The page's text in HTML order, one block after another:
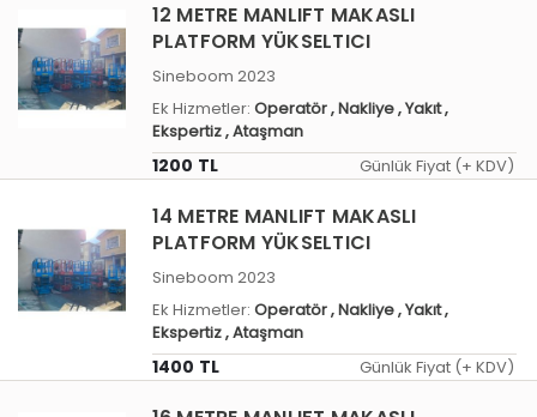
12 METRE MANLIFT MAKASLI
PLATFORM YÜKSELTICI
Sineboom 2023
Ek Hizmetler: Operatör, Nakliye, Yakıt,
Ekspertiz, Ataşman
1200 TL Günlük Fiyat (+ KDV)
14 METRE MANLIFT MAKASLI
PLATFORM YÜKSELTICI
Sineboom 2023
Ek Hizmetler: Operatör, Nakliye, Yakıt,
Ekspertiz, Ataşman
1400 TL Günlük Fiyat (+ KDV)